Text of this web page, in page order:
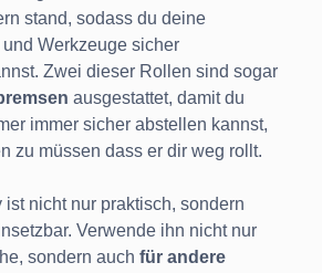
stand, sodass du deine
Werkzeuge sicher
Zwei dieser Rollen sind sogar
ausgestattet, damit du
immer sicher abstellen kannst,
zu müssen dass er dir weg rollt.
ist nicht nur praktisch, sondern
Verwende ihn nicht nur
sondern auch für andere